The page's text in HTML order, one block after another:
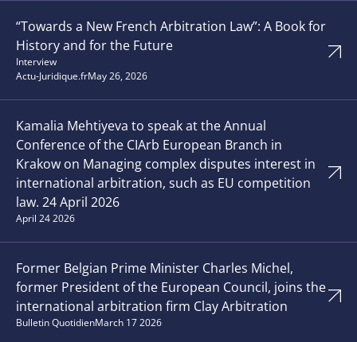
“Towards a New French Arbitration Law”: A Book for
History and for the Future
Interview
Actu-Juridique.frMay 26, 2026
Kamalia Mehtiyeva to speak at the Annual
Conference of the CIArb European Branch in
Krakow on Managing complex disputes interest in
international arbitration, such as EU competition
law. 24 April 2026
April 24 2026
Former Belgian Prime Minister Charles Michel,
former President of the European Council, joins the
international arbitration firm Clay Arbitration
Bulletin QuotidienMarch 17 2026